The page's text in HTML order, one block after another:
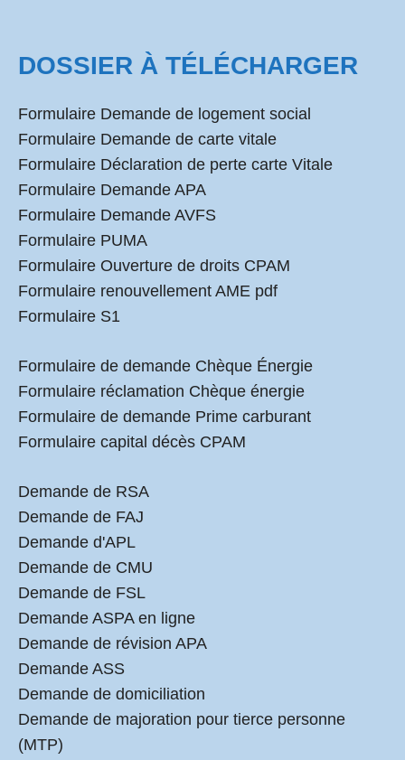
DOSSIER À TÉLÉCHARGER
Formulaire Demande de logement social
Formulaire Demande de carte vitale
Formulaire Déclaration de perte carte Vitale
Formulaire Demande APA
Formulaire Demande AVFS
Formulaire PUMA
Formulaire Ouverture de droits CPAM
Formulaire renouvellement AME pdf
Formulaire S1
Formulaire de demande Chèque Énergie
Formulaire réclamation Chèque énergie
Formulaire de demande Prime carburant
Formulaire capital décès CPAM
Demande de RSA
Demande de FAJ
Demande d'APL
Demande de CMU
Demande de FSL
Demande ASPA en ligne
Demande de révision APA
Demande ASS
Demande de domiciliation
Demande de majoration pour tierce personne
(MTP)